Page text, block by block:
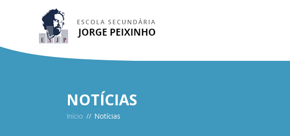
NOTÍCIAS
Início // Notícias